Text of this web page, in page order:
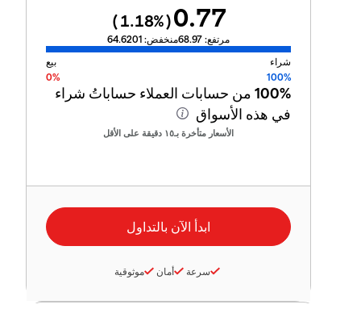
0.77
(
1.18%)
مرتفع: 68.97منخفض: 64.6201
شراء
بيع
100%
0%
100% من حسابات العملاء حساباتُ شراء
في هذه الأسواق
الأسعار متأخرة بـ١٥ دقيقة على الأقل
سرعة أمان موثوقية